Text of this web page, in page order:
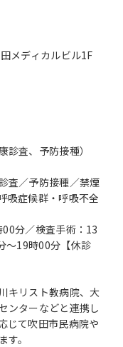
メディカルビル1F
査、予防接種）
査／予防接種／禁煙
吸症候群・呼吸不全
00分／検査手術：13
～19時00分【休診
キリスト教病院、大
ンターなどと連携し
じて吹田市民病院や
。